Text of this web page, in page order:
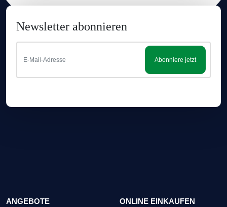
Newsletter abonnieren
Abonniere jetzt
ANGEBOTE ONLINE EINKAUFEN